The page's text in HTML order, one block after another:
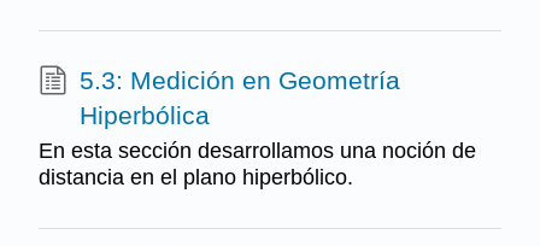
5.3: Medición en Geometría
Hiperbólica
En esta sección desarrollamos una noción de
distancia en el plano hiperbólico.